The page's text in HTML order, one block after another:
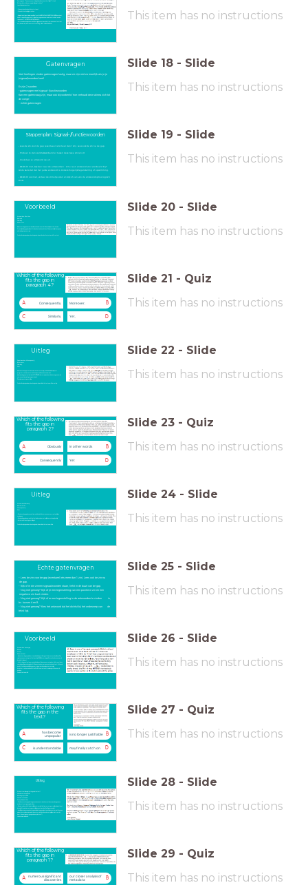
De vraag was: “Can an economist dig a hole without another filling it?” (titel)
Wat wordt met deze vraag in twijfel getrokken?
Leg uit in je eigen woorden.
- Er is een citaat, dus dat is het startpunt.
- Er wordt iets in twijfel getrokken.
- Als je de tekst leest zie je in regel 4 de frase leads me to wonder To wonderbetekent
'zich afvragen'. Dit suggereert twijfel. We mogen aannemen dat achter die frase de
reden komt:what value they have etc
- Zetten we dat in eigen woorden, dan krijg je een antwoord dat te maken heeft met het
nut/de waarde/bestaansrecht van
they, dwz. de economen.
This item has no instructions
Gatenvragen
Veel leerlingen vinden gatenvragen lastig, maar ze zijn niet zo moeilijk als je je
(signaal)woorden kent!
Er zijn 2 soorten:
-gatenvragen met signaal-/functiewoorden
Kan een gatenvraag zijn, maar ook bijvoorbeeld 'hoe verhoudt deze alinea zich tot
de vorige'.
- echte gatenvragen
Slide 18 - Slide
This item has no instructions
Stappenplan: Signaal-/functiewoorden
- Lees de zin voor de gap (eventueel iets meer dan 1 zin). Lees ook de zin na de gap.
- Probeer te zien welk tekstverband er tussen deze twee zinnen zit.
- Zoek daar je antwoord op uit.
- Werkt dit niet, kijk dan naar de antwoorden : Zit er een antwoord voor voorbeeld bij?
Grote kans dat dat het juiste antwoord is. Anders mogelijk tegenstelling of opsomming.
- Werkt dit ook niet, vertaal de zinnetjes dan en kijk of een van de antwoordopties logisch
klinkt.
Slide 19 - Slide
This item has no instructions
Voorbeeld
Antwoorden: A But then
B Instead
C Similarly
D Therefore
Ik lees voor de gap een voorbeeld van hoe beroemd Mr. Bean is. Hij wordt herkend in
Frankrijk. Na de gap lees ik dat Mr. Bean herkend wordt door Chinezen. Het lijkt dus op een
uitbreiding/opsomming.
Omdat ik mijn signaalwoorden heb geleerd weet ik nu dat het antwoord C moet zijn.
Slide 20 - Slide
This item has no instructions
Which of the following
fits the gap in
paragraph 4?
A Consequently, B
Moreover,
C Similarly, D
Yet,
Slide 21 - Quiz
This item has no instructions
Uitleg
De antwoorden: A Consequently,
B Moreover,
C Similarly,
D Yet
In de zin voor de gap staat dat we kritisch moeten zijn (raise concerns)
In de zin na de gap staat dat de
witch hunt
Dat wijst op een tegenstelling.
Omdat ik mijn signaalwoorden heb geleerd weet ik dat het antwoord D moet zijn.
Slide 22 - Slide
This item has no instructions
Which of the following
fits the gap in
paragraph 2?
A Obviously B
In other words
C Consequently D
Yet
Slide 23 - Quiz
This item has no instructions
Uitleg
Antwoorden A Obviously
B In other words
C Consequently
D Yet
- De zin voor de gap bespreekt iemand die vindt dat mannen meer moeten blijven
verdienen.
- De zin na de gap bespreekt dat het eind van de man(nelijke heerschappij) nabij is.
- Hier spreekt een tegenstelling uit.
Omdat ik mijn signaalwoorden heb geleerd weet ik dat het antwoord D is.
Slide 24 - Slide
This item has no instructions
Echte gatenvragen
- Lees de zin voor de gap (eventueel iets meer dan 1 zin). Lees ook de zin na
de gap.
- Kijk of in die zinnen signaalwoorden staan, liefst in de buurt van de gap.
- Nog niet genoeg? Kijk of je een tegenstelling van een positieve zin en een
negatieve zin kunt vinden.
- Nog niet genoeg? Kijk of er een tegenstelling in de antwoorden te vinden is,
bv. tussen A en B.
- Nog niet genoeg? Kies het antwoord dat het dichtst bij het onderwerp van de
tekst ligt.
Slide 25 - Slide
This item has no instructions
Voorbeeld
Antwoorden: A annoying
B British
C funny
D international
- In de zin voor de gap zie ik eerst een dubbele punt. Dat geeft hier een voorbeeld aan. Dan
volgt een opsomming met het woordjeandvlak voor de gap. We zoeken dus een woord
dat in dat rijtje past.
- Achter de gap staat weer een dubbele punt. Na een opsomming levert dit meestal een
conclusie op. Die conclusie is dat Mr. Bean steeds meer een symbool van Groot-Britannië
wordt. Met die kennis blijkt de opsomming misschien wel een verzameling
karaktertrekken van de Britten. Dat Britse moet echter wel nog echt benoemd
worden.
Dus is het antwoord B
Slide 26 - Slide
This item has no instructions
Which of the following
fits the gap in the
text?
A
has become
unpopular
B
is no longer justifiable
C is understandable D
may finally catch on
Slide 27 - Quiz
This item has no instructions
Uitleg
Which of the following fits the gap in the text?
A has become unpopular
B is no longer justifiable
C is understandable
D may finally catch on
- We lezen voor de gap dat we geen nieuwe centrales hoeven te bouwen als we gewoon
minder stroom gaan gebruiken.
- De zin erna, beschrijft de instelling dat men vindt dat je meer mag verspillen als je het kunt
betalen. We zien hier een tegenstelling, dus antwoorden C en D passen al niet.
- A en B lijken te passen, en de stappen die in stappenplan staan helpen verder niet. Scannen
we de tekst snel, dan zien we dat de auteur vindt dat de oude verspilling er niet meer bij
hoort. (Is wasting energy a good eample to set?)
Het antwoord is dus B
Slide 28 - Slide
This item has no instructions
Which of the following
fits the gap in
paragraph 1?
A
numerous significant
discoveries
B
our closer analysis of
metadata
Slide 29 - Quiz
This item has no instructions